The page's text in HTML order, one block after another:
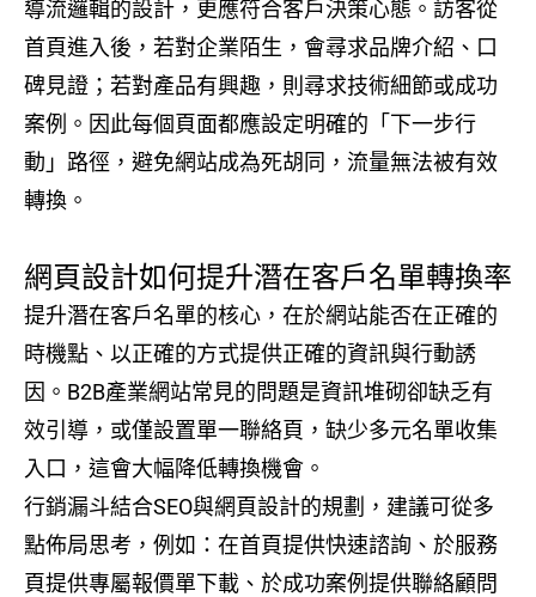
導流邏輯的設計，更應符合客戶決策心態。訪客從
首頁進入後，若對企業陌生，會尋求品牌介紹、口
碑見證；若對產品有興趣，則尋求技術細節或成功
案例。因此每個頁面都應設定明確的「下一步行
動」路徑，避免網站成為死胡同，流量無法被有效
轉換。
網頁設計如何提升潛在客戶名單轉換率
提升潛在客戶名單的核心，在於網站能否在正確的
時機點、以正確的方式提供正確的資訊與行動誘
因。B2B產業網站常見的問題是資訊堆砌卻缺乏有
效引導，或僅設置單一聯絡頁，缺少多元名單收集
入口，這會大幅降低轉換機會。
行銷漏斗結合SEO與網頁設計的規劃，建議可從多
點佈局思考，例如：在首頁提供快速諮詢、於服務
頁提供專屬報價單下載、於成功案例提供聯絡顧問